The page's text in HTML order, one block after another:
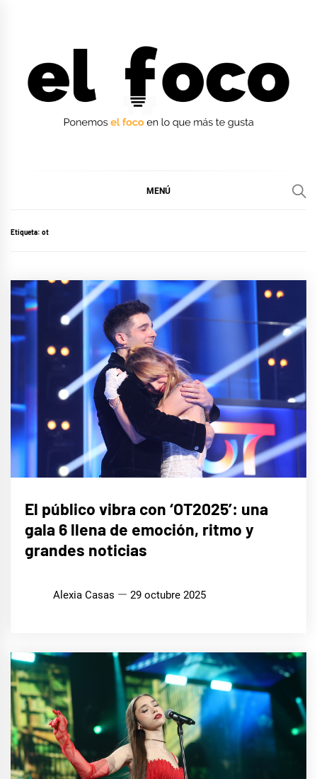
MENÚ
Etiqueta: ot
SERIES
Y TV
MÚSICA
El público vibra con ‘OT2025’: una
gala 6 llena de emoción, ritmo y
grandes noticias
Alexia Casas 29 octubre 2025